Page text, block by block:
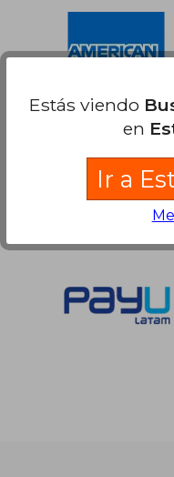
Estás viendo
en
Ir a